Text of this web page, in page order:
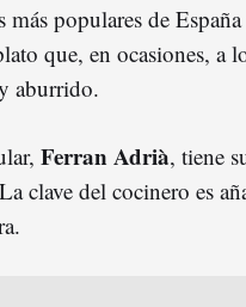
populares de España
que, en ocasiones, a
aburrido.
Ferran Adrià, tiene
clave del cocinero es